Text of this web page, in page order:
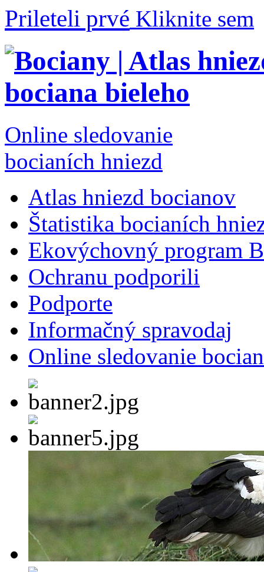
Prileteli prvé Kliknite sem
Online sledovanie
bocianích hniezd
Atlas hniezd bocianov
Štatistika bocianích
Ekovýchovný program
Ochranu podporili
Podporte
Informačný spravodaj
Online sledovanie